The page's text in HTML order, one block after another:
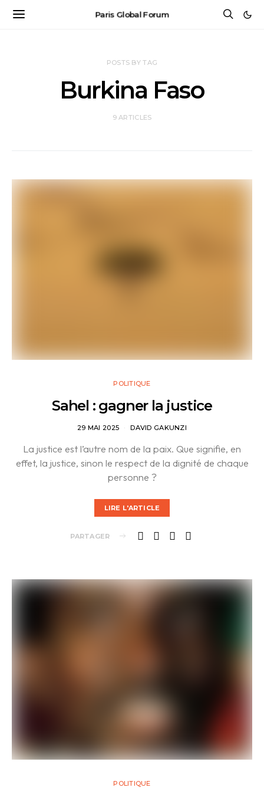
Paris Global Forum
POSTS BY TAG
Burkina Faso
9 ARTICLES
POLITIQUE
Sahel : gagner la justice
29 MAI 2025 DAVID GAKUNZI
La justice est l’autre nom de la paix. Que signifie, en
effet, la justice, sinon le respect de la dignité de chaque
personne ?
LIRE L'ARTICLE
PARTAGER
POLITIQUE